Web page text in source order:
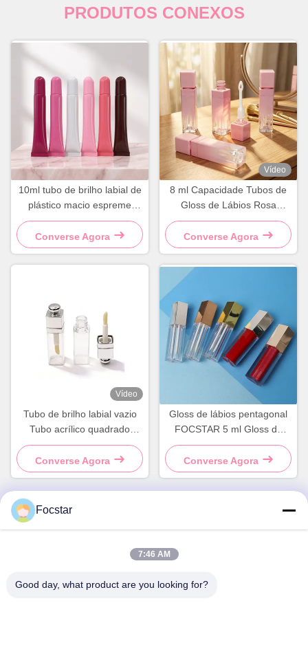
PRODUTOS CONEXOS
10ml tubo de brilho labial de
plástico macio espreme
frasco de recipiente
cosmético
Converse Agora
Vídeo
8 ml Capacidade Tubos de
Gloss de Lábios Rosa
Quadrados com Impressão
de Logotipo Personalizado e
Superfície Brilhante
Converse Agora
Vídeo
Tubo de brilho labial vazio
Tubo acrílico quadrado
Embalagem de brilho labial
de luxo Embalagem de
cosméticos de marca própria
Converse Agora
Gloss de lábios pentagonal
FOCSTAR 5 ml Gloss de
lábios com serigrafia
Converse Agora
2o andar, Wanzhong Commercial Plaza, distrito de Longhua,
Focstar
7:46 AM
Good day, what product are you looking for?